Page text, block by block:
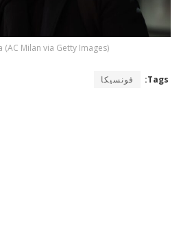
(AC Milan via Getty Images)
Tags: فونسيكا